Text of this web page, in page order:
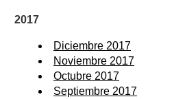
2017
Diciembre 2017
Noviembre 2017
Octubre 2017
Septiembre 2017